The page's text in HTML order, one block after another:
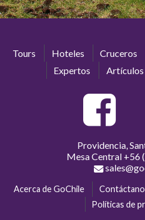
Tours Hoteles Cruceros
Expertos
Artículos
Providencia,
Mesa Central +56
Acerca de GoChile
Políticas de